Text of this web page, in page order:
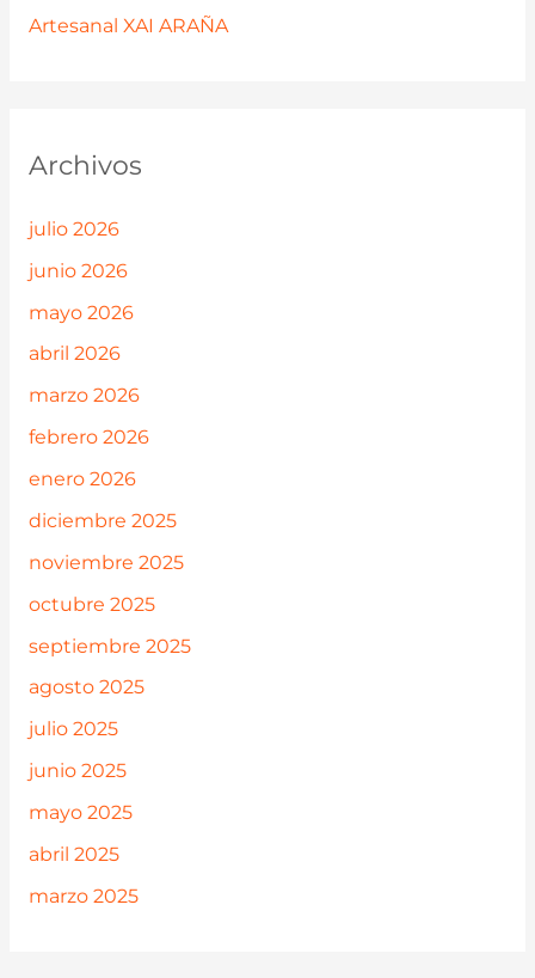
Artesanal XAI ARAÑA
Archivos
julio 2026
junio 2026
mayo 2026
abril 2026
marzo 2026
febrero 2026
enero 2026
diciembre 2025
noviembre 2025
octubre 2025
septiembre 2025
agosto 2025
julio 2025
junio 2025
mayo 2025
abril 2025
marzo 2025